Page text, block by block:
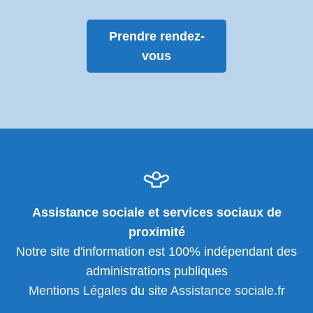
Prendre rendez-
vous
Assistance sociale et services sociaux de
proximité
Notre site d'information est 100% indépendant des
administrations publiques
Mentions Légalesdu site Assistance sociale.fr